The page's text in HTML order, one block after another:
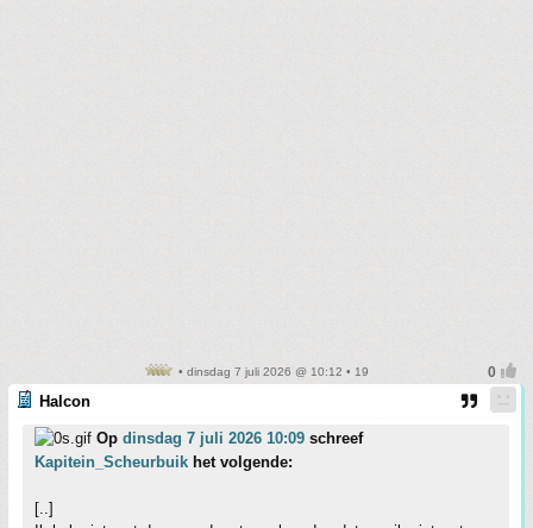
• dinsdag 7 juli 2026 @ 10:12 • 19
Halcon
Op dinsdag 7 juli 2026 10:09 schreef
Kapitein_Scheurbuik het volgende:
[..]